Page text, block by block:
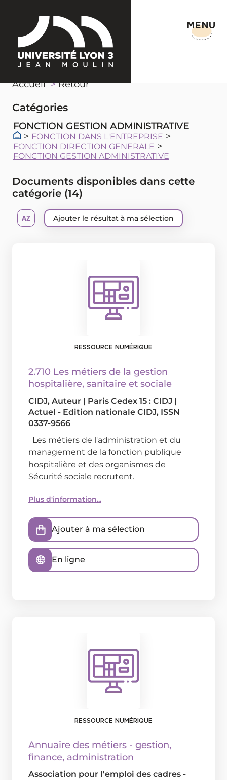
MENU
Accueil Retour
Catégories
> FONCTION DANS L'ENTREPRISE >
FONCTION DIRECTION GENERALE >
FONCTION GESTION ADMINISTRATIVE
FONCTION GESTION ADMINISTRATIVE
Documents disponibles dans cette
catégorie (14)
Ajouter le résultat à ma sélection
RESSOURCE NUMÉRIQUE
2.710 Les métiers de la gestion
hospitalière, sanitaire et sociale
CIDJ, Auteur | Paris Cedex 15 : CIDJ |
Actuel - Edition nationale CIDJ, ISSN
0337-9566
Les métiers de l'administration et du
management de la fonction publique
hospitalière et des organismes de
Sécurité sociale recrutent.
Plus d'information...
Ajouter à ma sélection
En ligne
RESSOURCE NUMÉRIQUE
Annuaire des métiers - gestion,
finance, administration
Association pour l'emploi des cadres -